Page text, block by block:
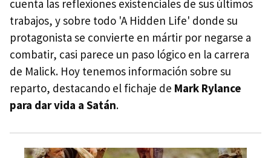
cuenta las reflexiones existenciales de sus últimos
trabajos, y sobre todo 'A Hidden Life' donde su
protagonista se convierte en mártir por negarse a
combatir, casi parece un paso lógico en la carrera
de Malick. Hoy tenemos información sobre su
reparto, destacando el fichaje de Mark Rylance
para dar vida a Satán.